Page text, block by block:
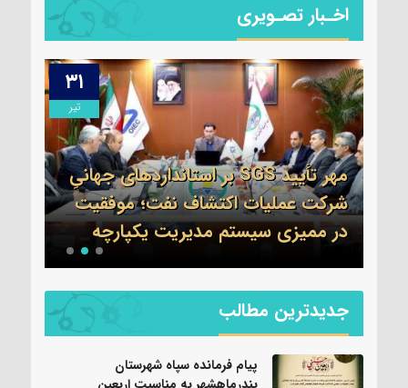
اخـبار تصـویری
۳۱
تیر
مهر تأیید SGS بر استانداردهای جهانیِ
شرکت عملیات اکتشاف نفت؛ موفقیت
در ممیزی سیستم مدیریت یکپارچه
جدیدترین مطالب
پیام فرمانده سپاه شهرستان